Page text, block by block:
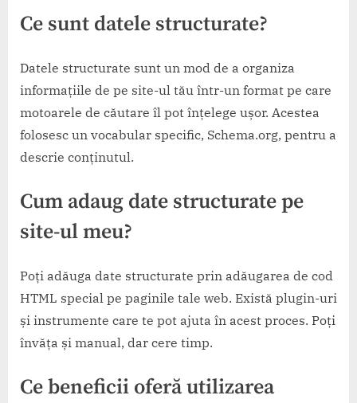
Ce sunt datele structurate?
Datele structurate sunt un mod de a organiza
informațiile de pe site-ul tău într-un format pe care
motoarele de căutare îl pot înțelege ușor. Acestea
folosesc un vocabular specific, Schema.org, pentru a
descrie conținutul.
Cum adaug date structurate pe
site-ul meu?
Poți adăuga date structurate prin adăugarea de cod
HTML special pe paginile tale web. Există plugin-uri
și instrumente care te pot ajuta în acest proces. Poți
învăța și manual, dar cere timp.
Ce beneficii oferă utilizarea